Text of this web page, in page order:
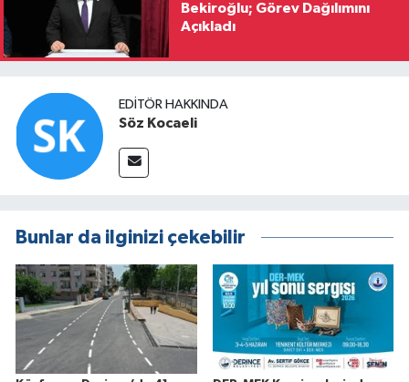
Bekiroğlu; Görev Dağılımını
Açıkladı
EDITÖR HAKKINDA
Söz Kocaeli
Bunlar da ilginizi çekebilir